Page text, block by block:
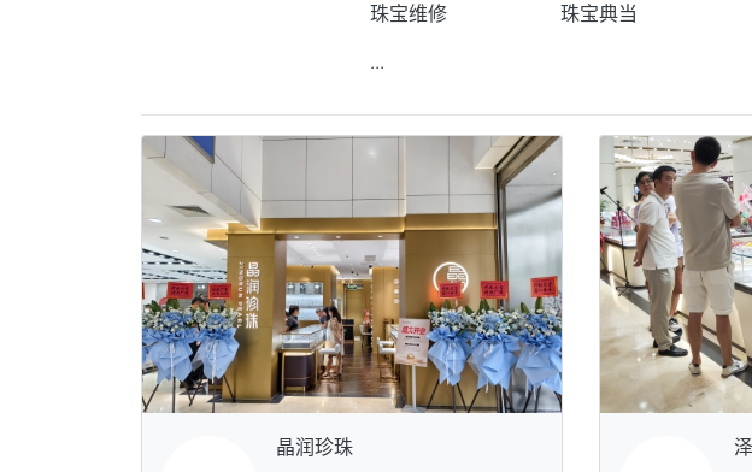
珠宝维修
珠宝典当
...
晶润珍珠